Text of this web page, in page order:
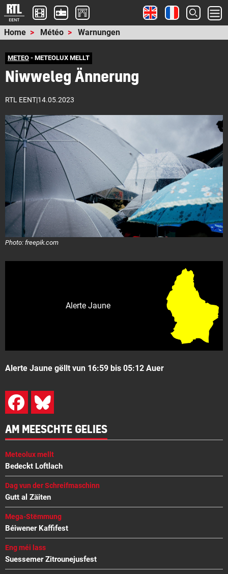
Home Météo Warnungen
METEO- METEOLUX MELLT
Niwweleg Ännerung
RTL EENT|14.05.2023
Photo: freepik.com
Alerte Jaune
Alerte Jaune gëllt vun 16:59 bis 05:12 Auer
AM MEESCHTE GELIES
Meteolux mellt
Bedeckt Loftlach
Dag vun der Schreifmaschinn
Gutt al Zäiten
Mega-Stëmmung
Béiwener Kaffifest
Eng méi lass
Suessemer Zitrounejusfest